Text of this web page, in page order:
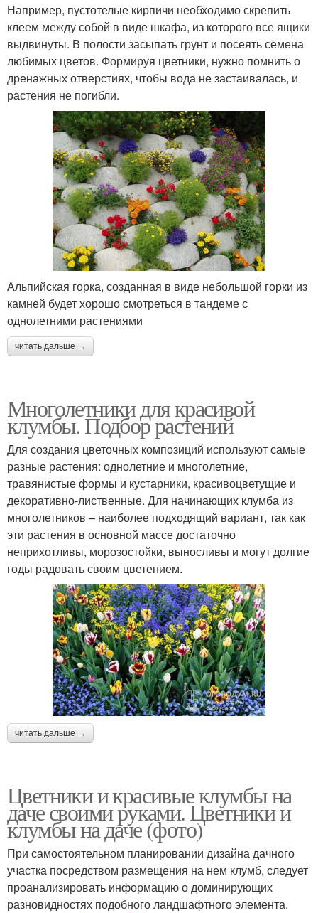
Например, пустотелые кирпичи необходимо скрепить
клеем между собой в виде шкафа, из которого все ящики
выдвинуты. В полости засыпать грунт и посеять семена
любимых цветов. Формируя цветники, нужно помнить о
дренажных отверстиях, чтобы вода не застаивалась, и
растения не погибли.
Альпийская горка, созданная в виде небольшой горки из
камней будет хорошо смотреться в тандеме с
однолетними растениями
читать дальше →
Многолетники для красивой
клумбы. Подбор растений
Для создания цветочных композиций используют самые
разные растения: однолетние и многолетние,
травянистые формы и кустарники, красивоцветущие и
декоративно-лиственные. Для начинающих клумба из
многолетников – наиболее подходящий вариант, так как
эти растения в основной массе достаточно
неприхотливы, морозостойки, выносливы и могут долгие
годы радовать своим цветением.
читать дальше →
Цветники и красивые клумбы на
даче своими руками. Цветники и
клумбы на даче (фото)
При самостоятельном планировании дизайна дачного
участка посредством размещения на нем клумб, следует
проанализировать информацию о доминирующих
разновидностях подобного ландшафтного элемента.